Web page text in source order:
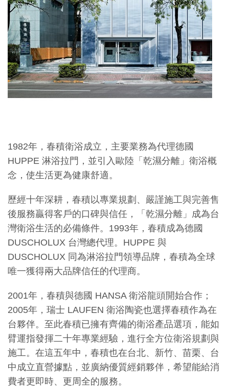
1982年，春積衛浴成立，主要業務為代理德國
HUPPE 淋浴拉門，並引入歐陸「乾濕分離」衛浴概
念，使生活更為健康舒適。
歷經十年深耕，春積以專業規劃、嚴謹施工與完善售
後服務贏得客戶的口碑與信任，「乾濕分離」成為台
灣衛浴生活的必備條件。1993年，春積成為德國
DUSCHOLUX 台灣總代理。HUPPE 與
DUSCHOLUX 同為淋浴拉門領導品牌，春積為全球
唯一獲得兩大品牌信任的代理商。
2001年，春積與德國 HANSA 衛浴龍頭開始合作；
2005年，瑞士 LAUFEN 衛浴陶瓷也選擇春積作為在
台夥伴。至此春積已擁有齊備的衛浴產品選項，能如
臂運指發揮二十年專業經驗，進行全方位衛浴規劃與
施工。在這五年中，春積也在台北、新竹、苗栗、台
中成立直營據點，並廣納優質經銷夥伴，希望能給消
費者更即時、更周全的服務。